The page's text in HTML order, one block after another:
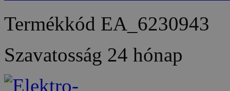
Termékkód EA_6230943
Szavatosság 24 hónap